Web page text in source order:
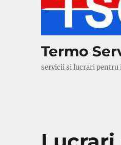
Termo
servicii si lucrari pentru